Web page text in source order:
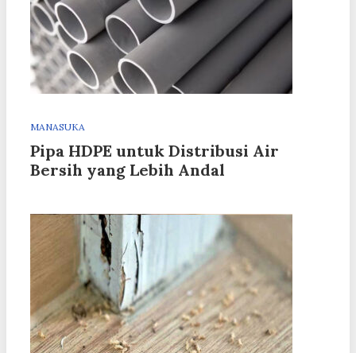
MANASUKA
Pipa HDPE untuk Distribusi Air
Bersih yang Lebih Andal